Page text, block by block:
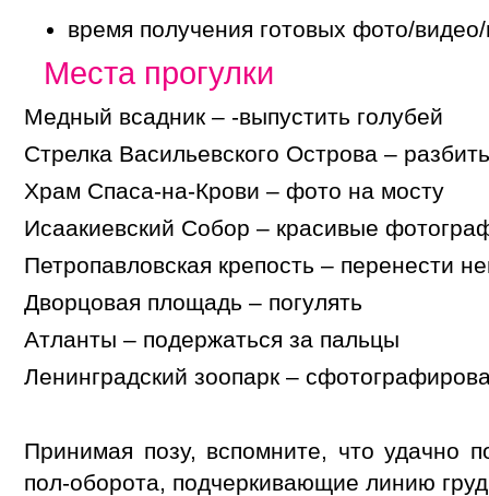
время получения готовых фото/
Места прогулки
Медный всадник – -выпустить голубей
Стрелка Васильевского Острова –
Храм Спаса-на-Крови – фото на мосту
Исаакиевский Собор – красивые
Петропавловская крепость – перенести
Дворцовая площадь – погулять
Атланты – подержаться за пальцы
Ленинградский зоопарк –
Принимая позу, вспомните, что удачно
пол-оборота, подчеркивающие линию